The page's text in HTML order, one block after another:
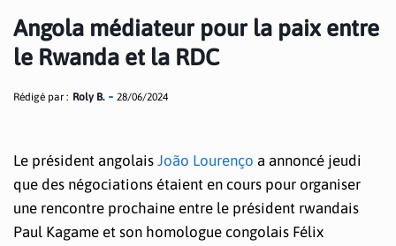
Angola médiateur pour la paix entre
le Rwanda et la RDC
Rédigé par : Roly B. 28/06/2024
Le président angolais João Lourenço a annoncé jeudi
que des négociations étaient en cours pour organiser
une rencontre prochaine entre le président rwandais
Paul Kagame et son homologue congolais Félix